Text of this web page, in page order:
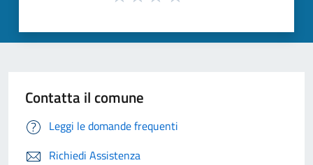
Contatta il comune
Leggi le domande frequenti
Richiedi Assistenza